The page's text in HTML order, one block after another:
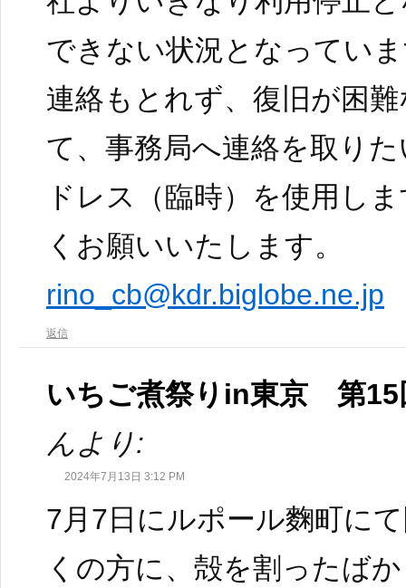
できない状況となってい
連絡もとれず、復旧が困
て、事務局へ連絡を取り
ドレス（臨時）を使用し
くお願いいたします。
rino_cb@kdr.biglobe.ne.jp
返信
いちご煮祭りin東京 第15
んより:
2024年7月13日 3:12 PM
7月7日にルポール麴町に
くの方に、殻を割ったば